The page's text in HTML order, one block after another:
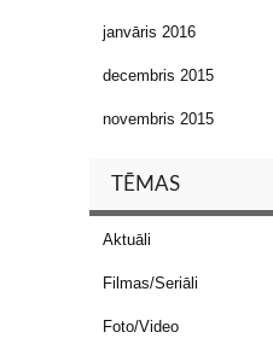
janvāris 2016
decembris 2015
novembris 2015
TĒMAS
Aktuāli
Filmas/Seriāli
Foto/Video